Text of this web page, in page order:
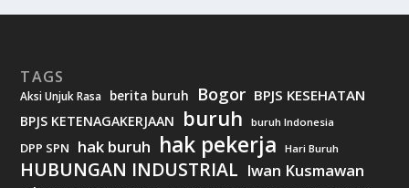
TAGS
Aksi Unjuk Rasa berita buruh Bogor BPJS KESEHATAN
BPJS KETENAGAKERJAAN buruh buruh Indonesia
DPP SPN hak buruh hak pekerja Hari Buruh
HUBUNGAN INDUSTRIAL Iwan Kusmawan